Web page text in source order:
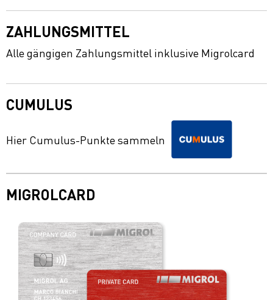
ZAHLUNGSMITTEL
Alle gängigen Zahlungsmittel inklusive Migrolcard
CUMULUS
Hier Cumulus-Punkte sammeln
MIGROLCARD